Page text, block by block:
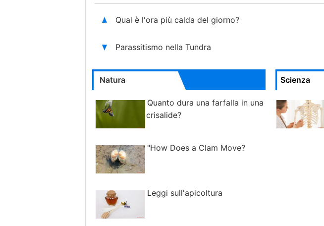
Qual è l'ora più calda del giorno?
Parassitismo nella Tundra
Natura
Quanto dura una farfalla in una
crisalide?
"How Does a Clam Move?
Leggi sull'apicoltura
Scienza